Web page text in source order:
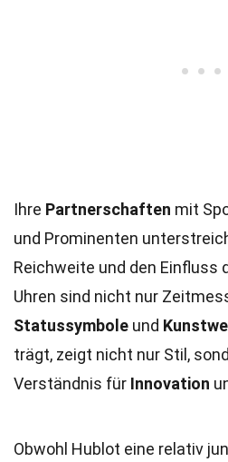
Ihre Partnerschaften mit
und Prominenten
Reichweite und den Einfluss
Uhren sind nicht nur
Statussymbole und
trägt, zeigt nicht nur Stil,
Verständnis für Innovation
Obwohl Hublot eine relativ